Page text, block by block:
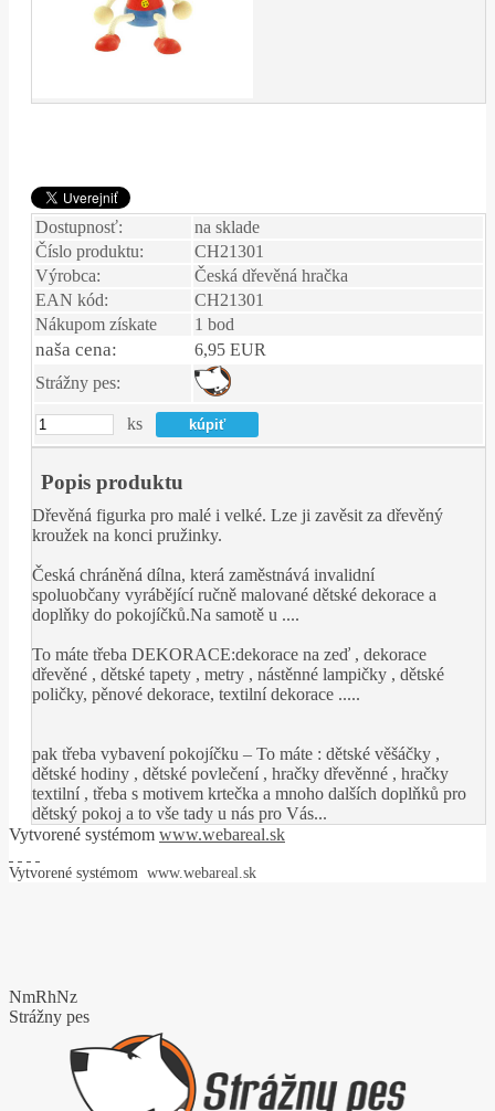
Dostupnosť:
na sklade
Číslo produktu:
CH21301
Výrobca:
Česká dřevěná hračka
EAN kód:
CH21301
Nákupom získate
1 bod
naša cena:
6,95 EUR
Strážny pes:
ks
Popis produktu
Dřevěná figurka pro malé i velké. Lze ji zavěsit za dřevěný
kroužek na konci pružinky.
Česká chráněná dílna, která zaměstnává invalidní
spoluobčany vyrábějící ručně malované dětské dekorace a
doplňky do pokojíčků.Na samotě u ....
To máte třeba DEKORACE:dekorace na zeď , dekorace
dřevěné , dětské tapety , metry , nástěnné lampičky , dětské
poličky, pěnové dekorace, textilní dekorace .....
pak třeba vybavení pokojíčku – To máte : dětské věšáčky ,
dětské hodiny , dětské povlečení , hračky dřevěnné , hračky
textilní , třeba s motivem krtečka a mnoho dalších doplňků pro
dětský pokoj a to vše tady u nás pro Vás...
Vytvorené systémom www.webareal.sk
Vytvorené systémom www.webareal.sk
NmRhNz
Strážny pes